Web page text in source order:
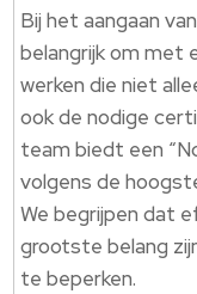
Bij het aangaan
belangrijk om met
werken die niet
ook de nodige
team biedt een
volgens de
We begrijpen dat
grootste belang
te beperken.